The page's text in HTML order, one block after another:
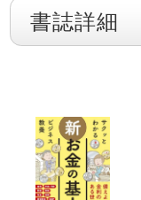
書誌詳細